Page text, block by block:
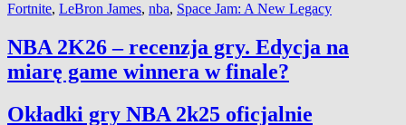
Fortnite, LeBron James, nba, Space Jam: A New Legacy
NBA 2K26 – recenzja gry. Edycja na
miarę game winnera w finale?
Okładki gry NBA 2k25 oficjalnie